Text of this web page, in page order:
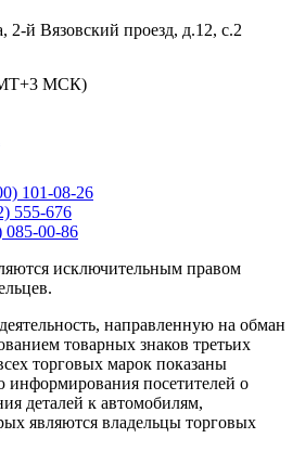
2-й Вязовский проезд, д.12, с.2
МСК)
101-08-26
555-676
085-00-86
исключительным правом
направленную на обман
товарных знаков третьих
торговых марок показаны
информирования посетителей о
деталей к автомобилям,
являются владельцы торговых